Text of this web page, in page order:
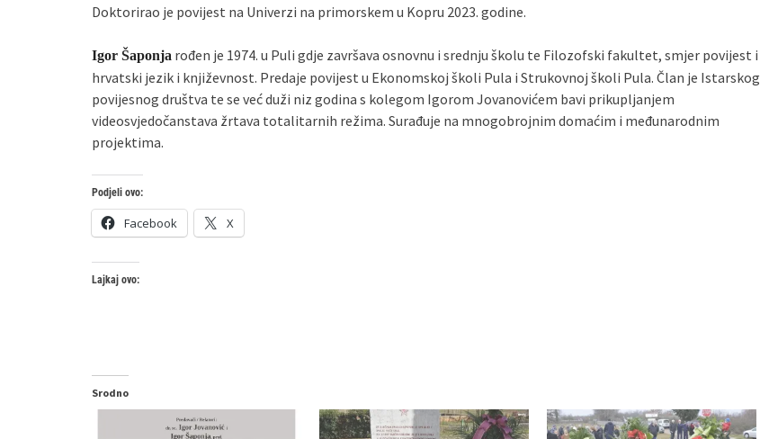
Doktorirao je povijest na Univerzi na primorskem u Kopru 2023. godine.
Igor Šaponja rođen je 1974. u Puli gdje završava osnovnu i srednju školu te Filozofski fakultet, smjer povijest i
hrvatski jezik i književnost. Predaje povijest u Ekonomskoj školi Pula i Strukovnoj školi Pula. Član je Istarskog
povijesnog društva te se već duži niz godina s kolegom Igorom Jovanovićem bavi prikupljanjem
videosvjedočanstava žrtava totalitarnih režima. Surađuje na mnogobrojnim domaćim i međunarodnim
projektima.
Podjeli ovo:
Facebook X
Lajkaj ovo:
Srodno